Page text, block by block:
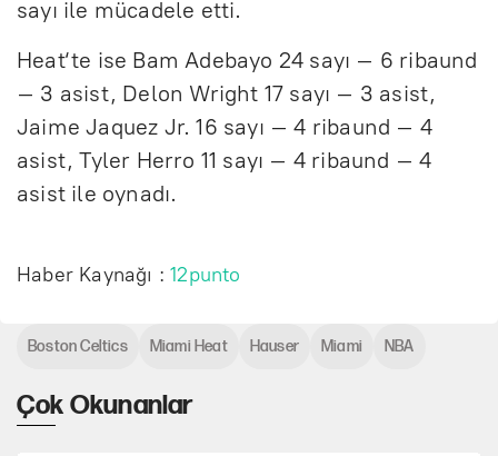
sayı ile mücadele etti.
Heat‘te ise Bam Adebayo 24 sayı – 6 ribaund
– 3 asist, Delon Wright 17 sayı – 3 asist,
Jaime Jaquez Jr. 16 sayı – 4 ribaund – 4
asist, Tyler Herro 11 sayı – 4 ribaund – 4
asist ile oynadı.
Haber Kaynağı :12punto
Çok Okunanlar
Boston Celtics Miami Heat Hauser Miami NBA